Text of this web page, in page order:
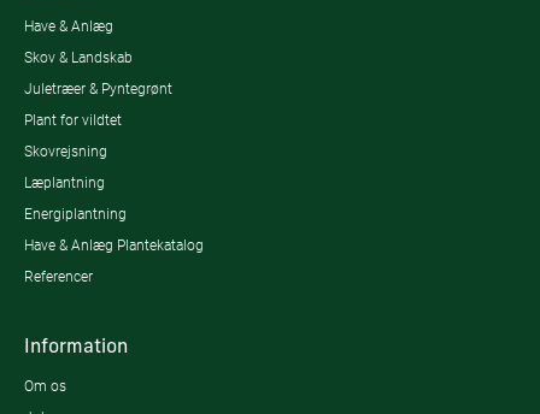
Have & Anlæg
Skov & Landskab
Juletræer & Pyntegrønt
Plant for vildtet
Skovrejsning
Læplantning
Energiplantning
Have & Anlæg Plantekatalog
Referencer
Information
Om os